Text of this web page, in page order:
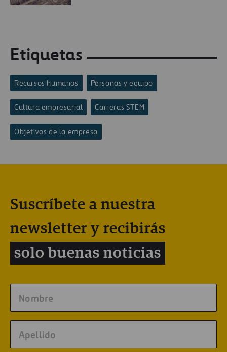
Etiquetas
Recursos humanos Personas y equipo
Cultura empresarial Carreras STEM
Objetivos de la empresa
Suscríbete a nuestra
newsletter y recibirás
solo buenas noticias